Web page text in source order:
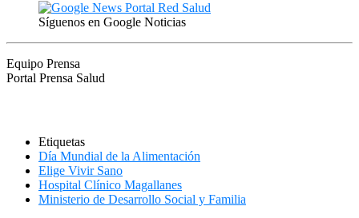
Síguenos en Google Noticias
Equipo Prensa
Portal Prensa Salud
Etiquetas
Día Mundial de la Alimentación
Elige Vivir Sano
Hospital Clínico Magallanes
Ministerio de Desarrollo Social y Familia